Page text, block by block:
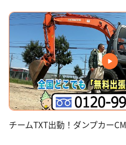
チームTXT出動！ダンプカーCM